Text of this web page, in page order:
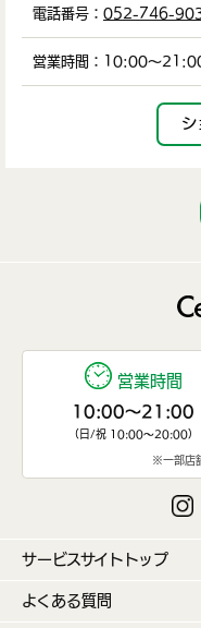
電話番号： 052-746-
営業時間：10:00～
シ
営業時間
10:00〜21:00
（日/祝 10:00〜20:00）
※一部店
サービスサイトトップ
よくある質問